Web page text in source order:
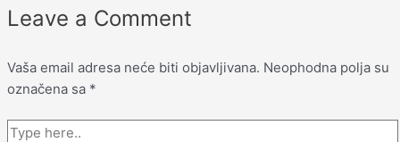
Leave a Comment
Vaša email adresa neće biti objavljivana. Neophodna polja su
označena sa *